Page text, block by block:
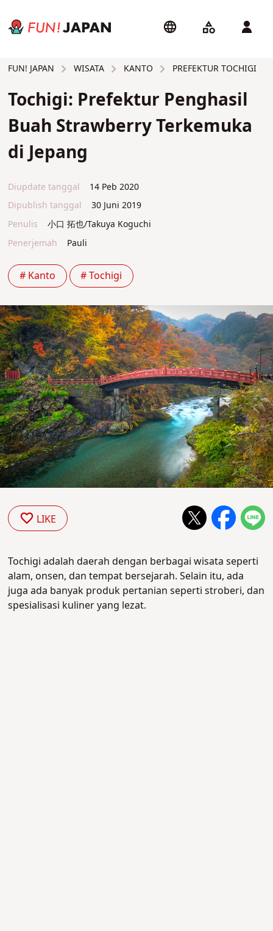
FUN! JAPAN WISATA KANTO PREFEKTUR TOCHIGI
Tochigi: Prefektur Penghasil
Buah Strawberry Terkemuka
di Jepang
Diupdate tanggal
14 Peb 2020
Dipublish tanggal
30 Juni 2019
Penulis
小口 拓也/Takuya Koguchi
Penerjemah
Pauli
# Kanto # Tochigi
LIKE
Tochigi adalah daerah dengan berbagai wisata seperti
alam, onsen, dan tempat bersejarah. Selain itu, ada
juga ada banyak produk pertanian seperti stroberi, dan
spesialisasi kuliner yang lezat.